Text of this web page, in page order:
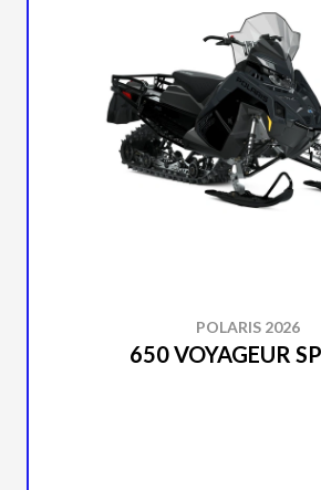
POLARIS 2026
650 VOYAGEUR